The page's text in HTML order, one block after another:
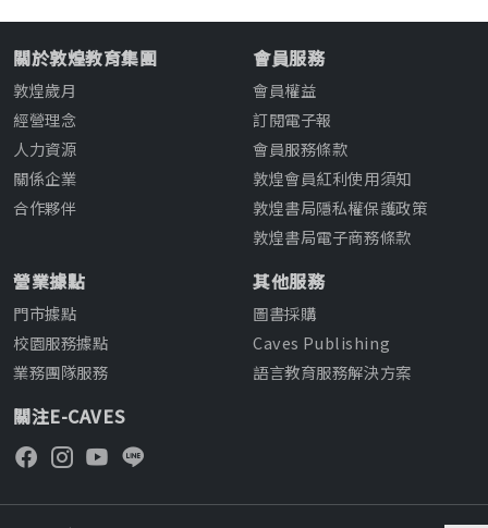
關於敦煌教育集團
敦煌歲月
經營理念
人力資源
關係企業
合作夥伴
會員服務
會員權益
訂閱電子報
會員服務條款
敦煌會員紅利使用須知
敦煌書局隱私權保護政策
敦煌書局電子商務條款
營業據點
門市據點
校園服務據點
業務團隊服務
其他服務
圖書採購
Caves Publishing
語言教育服務解決方案
關注E-CAVES